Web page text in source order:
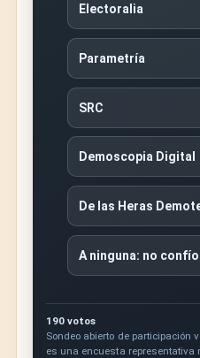
Electoralia
Parametría
SRC
Demoscopia Digital
De las Heras
A ninguna: no
190 votos
Sondeo abierto de participación
es una encuesta representativa